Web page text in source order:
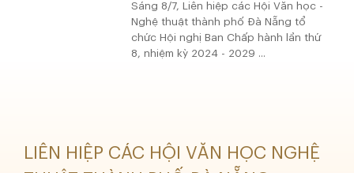
Sáng 8/7, Liên hiệp các Hội Văn học -
Nghệ thuật thành phố Đà Nẵng tổ
chức Hội nghị Ban Chấp hành lần thứ
8, nhiệm kỳ 2024 - 2029 ...
LIÊN HIỆP CÁC HỘI VĂN HỌC NGHỆ